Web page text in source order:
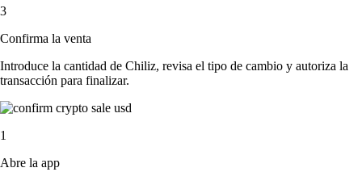
3
Confirma la venta
Introduce la cantidad de Chiliz, revisa el tipo de cambio y autoriza la
transacción para finalizar.
1
Abre la app